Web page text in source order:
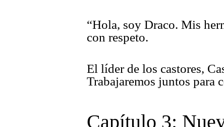
“Hola, soy Draco. Mis
con respeto.
El líder de los castores,
Trabajaremos juntos para
Capítulo 3: